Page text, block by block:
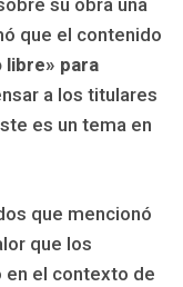
su obra una
que el contenido
libre» para
a los titulares
es un tema en
que mencionó
que los
en el contexto de